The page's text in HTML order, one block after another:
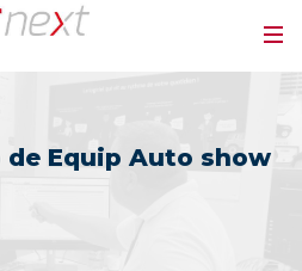
Equip Auto show